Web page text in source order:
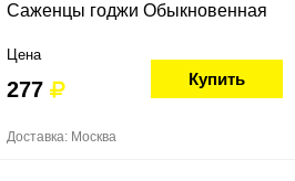
Саженцы годжи Обыкновенная
Цена
277 Купить
Доставка: Москва